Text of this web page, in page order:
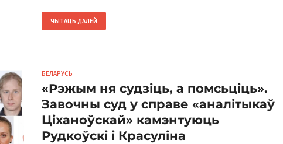
ЧЫТАЦЬ ДАЛЕЙ
БЕЛАРУСЬ
«Рэжым ня судзіць, а помсьціць».
Завочны суд у справе «аналітыкаў
Ціханоўскай» камэнтуюць
Рудкоўскі і Красуліна